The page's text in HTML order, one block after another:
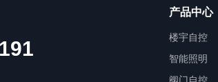
产品中心
楼宇自控
智能照明